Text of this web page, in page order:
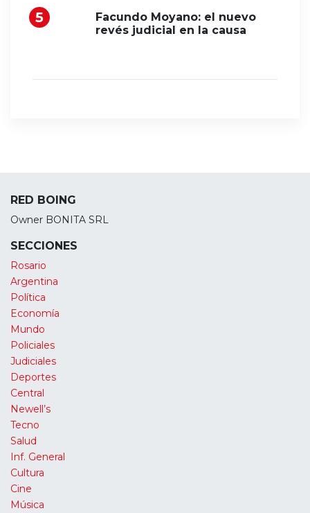
Facundo Moyano: el nuevo
revés judicial en la causa
RED BOING
Owner BONITA SRL
SECCIONES
Rosario
Argentina
Política
Economía
Mundo
Policiales
Judiciales
Deportes
Central
Newell’s
Tecno
Salud
Inf. General
Cultura
Cine
Música